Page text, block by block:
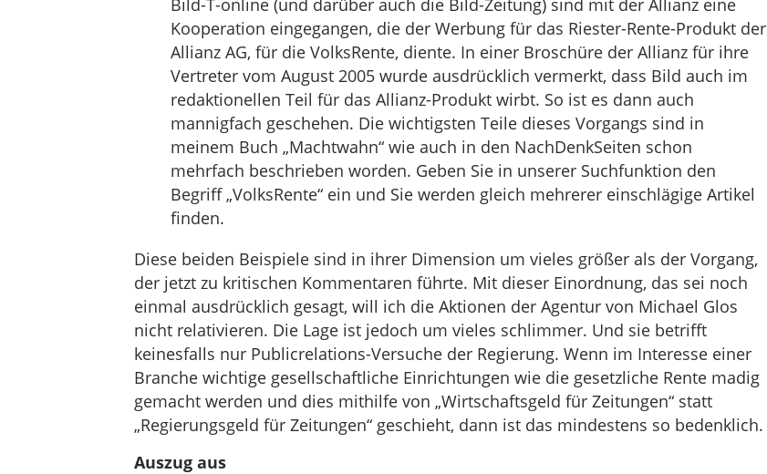
Bild-T-online (und darüber auch die Bild-Zeitung) sind mit der Allianz eine
Kooperation eingegangen, die der Werbung für das Riester-Rente-Produkt der
Allianz AG, für die VolksRente, diente. In einer Broschüre der Allianz für ihre
Vertreter vom August 2005 wurde ausdrücklich vermerkt, dass Bild auch im
redaktionellen Teil für das Allianz-Produkt wirbt. So ist es dann auch
mannigfach geschehen. Die wichtigsten Teile dieses Vorgangs sind in
meinem Buch „Machtwahn“ wie auch in den NachDenkSeiten schon
mehrfach beschrieben worden. Geben Sie in unserer Suchfunktion den
Begriff „VolksRente“ ein und Sie werden gleich mehrerer einschlägige Artikel
finden.
Diese beiden Beispiele sind in ihrer Dimension um vieles größer als der Vorgang,
der jetzt zu kritischen Kommentaren führte. Mit dieser Einordnung, das sei noch
einmal ausdrücklich gesagt, will ich die Aktionen der Agentur von Michael Glos
nicht relativieren. Die Lage ist jedoch um vieles schlimmer. Und sie betrifft
keinesfalls nur Publicrelations-Versuche der Regierung. Wenn im Interesse einer
Branche wichtige gesellschaftliche Einrichtungen wie die gesetzliche Rente madig
gemacht werden und dies mithilfe von „Wirtschaftsgeld für Zeitungen“ statt
„Regierungsgeld für Zeitungen“ geschieht, dann ist das mindestens so bedenklich.
Auszug aus